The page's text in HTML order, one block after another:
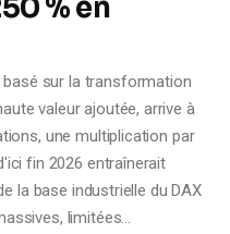
% en
basé sur la transformation
valeur ajoutée, arrive à
une multiplication par
fin 2026 entraînerait
la base industrielle du DAX
limitées…